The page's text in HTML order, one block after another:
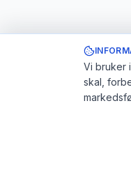
Vi bruker
skal,